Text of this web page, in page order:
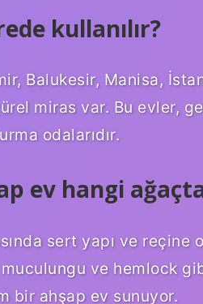
kullanılır?
Balukesir, Manisa,
miras var. Bu evler,
odalarıdır.
ev hangi
sert yapı ve reçine
ve hemlock
bir ahşap ev sunuyor.